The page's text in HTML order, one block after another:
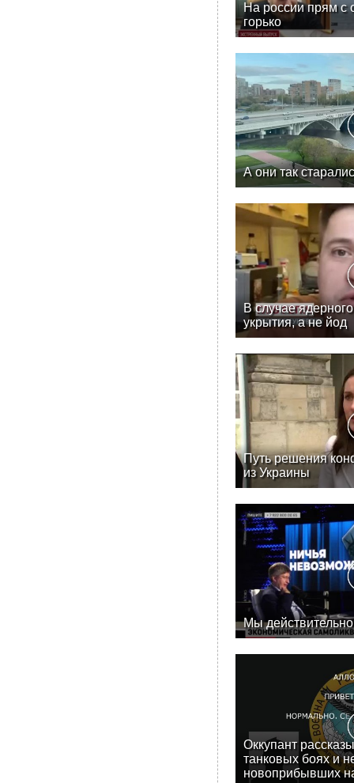
На россии прям с
горько
А они так
В случае
укрытия, а не йод
Путь решения
из Украины
Мы
Оккупант
танковых боях и
новоприбывших